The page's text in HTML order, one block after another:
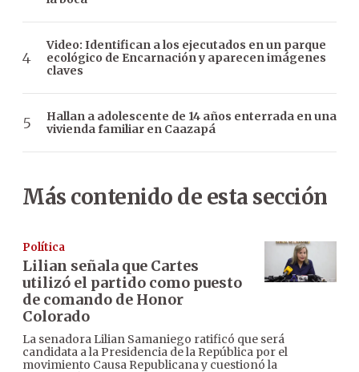
Video: Identifican a los ejecutados en un parque
ecológico de Encarnación y aparecen imágenes
claves
Hallan a adolescente de 14 años enterrada en una
vivienda familiar en Caazapá
Más contenido de esta sección
Política
Lilian señala que Cartes
utilizó el partido como puesto
de comando de Honor
Colorado
La senadora Lilian Samaniego ratificó que será
candidata a la Presidencia de la República por el
movimiento Causa Republicana y cuestionó la